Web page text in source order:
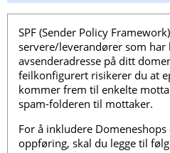
SPF (Sender Policy
servere/leverandører som har
avsenderadresse på ditt
feilkonfigurert risikerer du at
kommer frem til enkelte
spam-folderen til mottaker.
For å inkludere
oppføring, skal du legge til